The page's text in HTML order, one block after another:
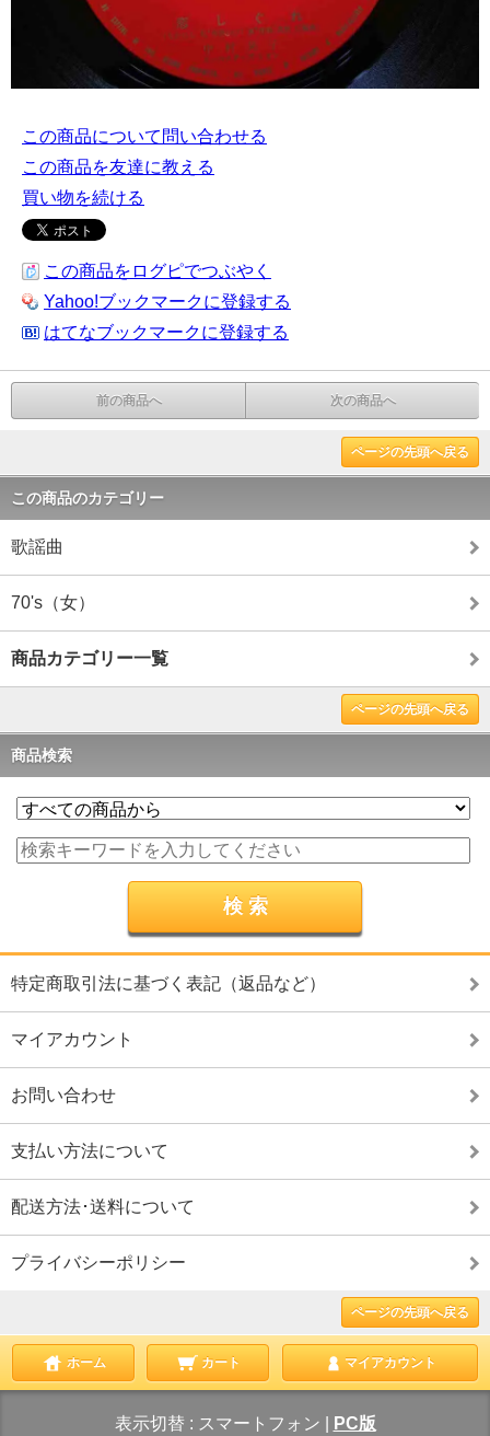
この商品について問い合わせる
この商品を友達に教える
買い物を続ける
この商品をログピでつぶやく
Yahoo!ブックマークに登録する
はてなブックマークに登録する
前の商品へ 次の商品へ
ページの先頭へ戻る
この商品のカテゴリー
歌謡曲
70's（女）
商品カテゴリー一覧
ページの先頭へ戻る
商品検索
特定商取引法に基づく表記（返品など）
マイアカウント
お問い合わせ
支払い方法について
配送方法･送料について
プライバシーポリシー
ページの先頭へ戻る
ホーム カート マイアカウント
表示切替 : スマートフォン PC版